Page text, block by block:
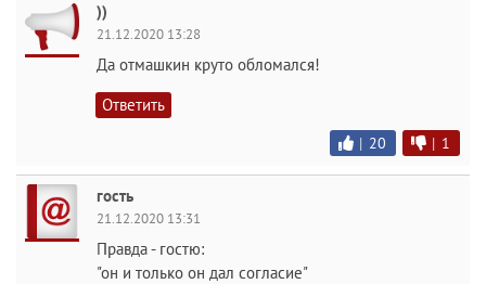
))
21.12.2020 13:28
Да отмашкин круто обломался!
Ответить
| 20 | 1
гость
21.12.2020 13:31
Правда - гостю:
"он и только он дал согласие"